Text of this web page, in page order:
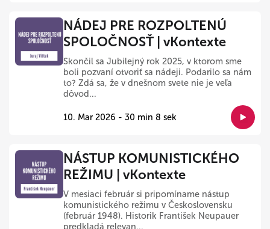
NÁDEJ PRE ROZPOLTENÚ
SPOLOČNOSŤ | vKontexte
Skončil sa Jubilejný rok 2025, v ktorom sme
boli pozvaní otvoriť sa nádeji. Podarilo sa nám
to? Zdá sa, že v dnešnom svete nie je veľa
dôvod...
10. Mar 2026 - 30 min 8 sek
NÁSTUP KOMUNISTICKÉHO
REŽIMU | vKontexte
V mesiaci február si pripomíname nástup
komunistického režimu v Československu
(február 1948). Historik František Neupauer
predkladá relevan...